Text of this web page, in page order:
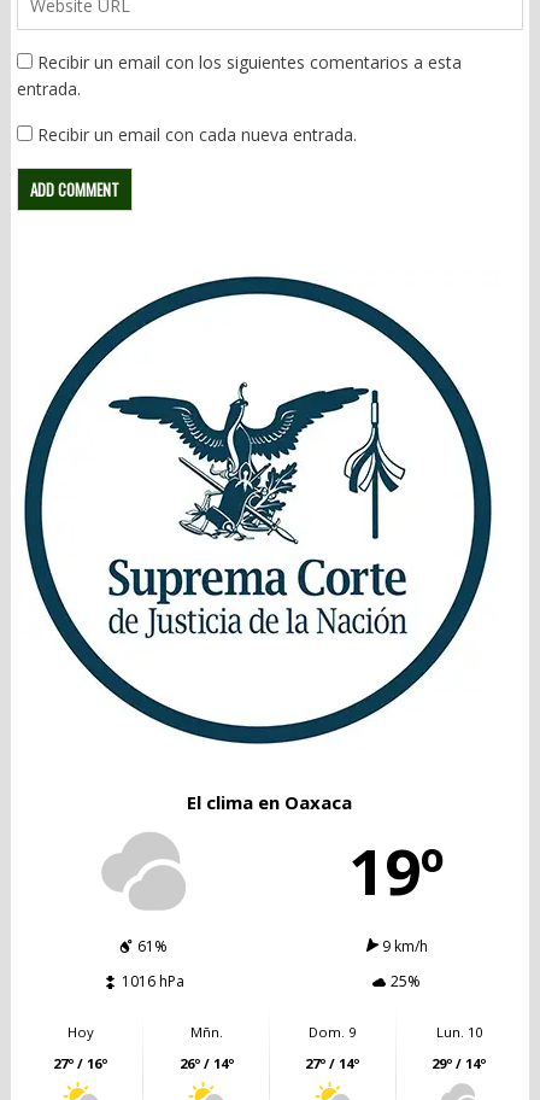
Recibir un email con los siguientes comentarios a esta
entrada.
Recibir un email con cada nueva entrada.
El clima en Oaxaca
19º
61%
9 km/h
1016 hPa
25%
Hoy
27º / 16º
Mñn.
26º / 14º
Dom. 9
27º / 14º
Lun. 10
29º / 14º